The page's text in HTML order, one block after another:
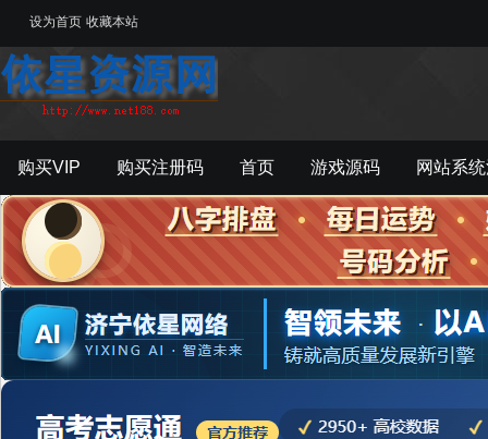
设为首页 收藏本站
购买VIP 购买注册码 首页 游戏源码 网站系
游戏工具 影音资源 主题模板